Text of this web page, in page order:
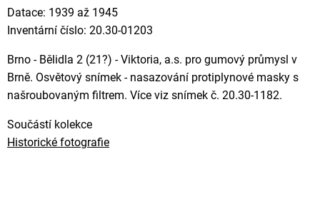
Datace: 1939 až 1945
Inventární číslo: 20.30-01203
Brno - Bělidla 2 (21?) - Viktoria, a.s. pro gumový průmysl v
Brně. Osvětový snímek - nasazování protiplynové masky s
našroubovaným filtrem. Více viz snímek č. 20.30-1182.
Součástí kolekce
Historické fotografie